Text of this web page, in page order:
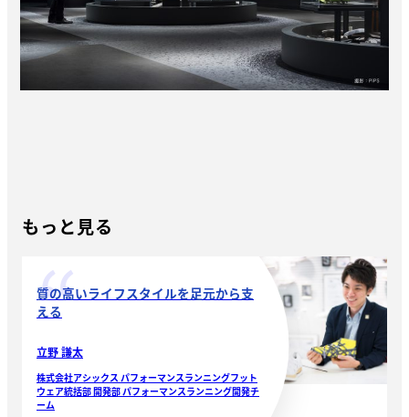
もっと見る
質の高いライフスタイルを足元から支
える
立野 謙太
株式会社アシックス パフォーマンスランニングフット
ウェア統括部 開発部 パフォーマンスランニング開発チ
ーム